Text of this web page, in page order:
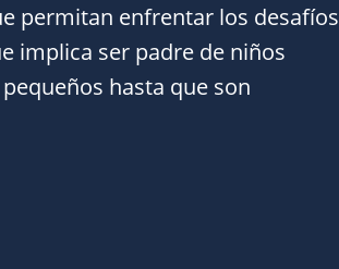
permitan enfrentar los desafíos
implica ser padre de niños
hasta que son